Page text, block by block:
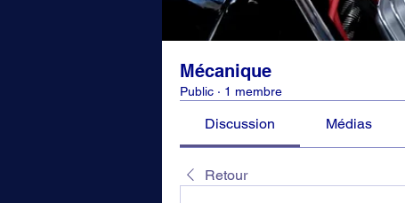
Mécanique
Public · 1 membre
Discussion Médias
Retour